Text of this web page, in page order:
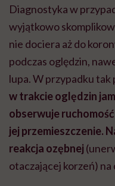
Diagnostyka w
wyjątkowo
nie dociera aż do
podczas oględzin,
lupa. W przypadku tak
w trakcie oględzin
obserwuje
jej przemieszczenie.
reakcja ozębnej
otaczającej korzeń)